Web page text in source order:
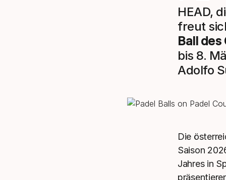
HEAD,
freut
Ball des
bis 8.
Adolfo
Die
Saison
Jahres in